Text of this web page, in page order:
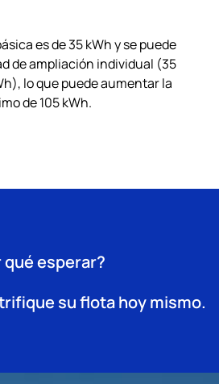
es de 35 kWh y se puede
de ampliación individual (35
lo que puede aumentar la
de 105 kWh.
qué esperar?
su flota hoy mismo.